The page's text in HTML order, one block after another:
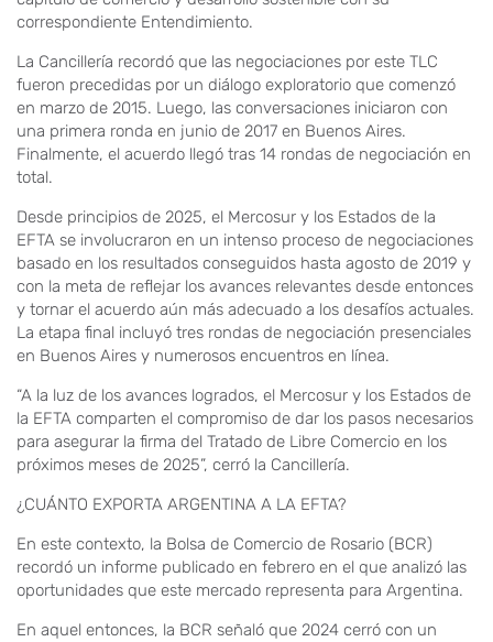
correspondiente Entendimiento.
La Cancillería recordó que las negociaciones por este TLC
fueron precedidas por un diálogo exploratorio que comenzó
en marzo de 2015. Luego, las conversaciones iniciaron con
una primera ronda en junio de 2017 en Buenos Aires.
Finalmente, el acuerdo llegó tras 14 rondas de negociación en
total.
Desde principios de 2025, el Mercosur y los Estados de la
EFTA se involucraron en un intenso proceso de negociaciones
basado en los resultados conseguidos hasta agosto de 2019 y
con la meta de reflejar los avances relevantes desde entonces
y tornar el acuerdo aún más adecuado a los desafíos actuales.
La etapa final incluyó tres rondas de negociación presenciales
en Buenos Aires y numerosos encuentros en línea.
“A la luz de los avances logrados, el Mercosur y los Estados de
la EFTA comparten el compromiso de dar los pasos necesarios
para asegurar la firma del Tratado de Libre Comercio en los
próximos meses de 2025”, cerró la Cancillería.
¿CUÁNTO EXPORTA ARGENTINA A LA EFTA?
En este contexto, la Bolsa de Comercio de Rosario (BCR)
recordó un informe publicado en febrero en el que analizó las
oportunidades que este mercado representa para Argentina.
En aquel entonces, la BCR señaló que 2024 cerró con un